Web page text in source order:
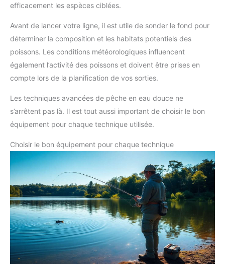
efficacement les espèces ciblées.
Avant de lancer votre ligne, il est utile de sonder le fond pour
déterminer la composition et les habitats potentiels des
poissons. Les conditions météorologiques influencent
également l’activité des poissons et doivent être prises en
compte lors de la planification de vos sorties.
Les techniques avancées de pêche en eau douce ne
s’arrêtent pas là. Il est tout aussi important de choisir le bon
équipement pour chaque technique utilisée.
Choisir le bon équipement pour chaque technique